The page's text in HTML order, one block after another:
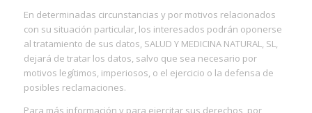
En determinadas circunstancias y por motivos relacionados
con su situación particular, los interesados podrán oponerse
al tratamiento de sus datos, SALUD Y MEDICINA NATURAL, SL,
dejará de tratar los datos, salvo que sea necesario por
motivos legítimos, imperiosos, o el ejercicio o la defensa de
posibles reclamaciones.
Para más información y para ejercitar sus derechos, por